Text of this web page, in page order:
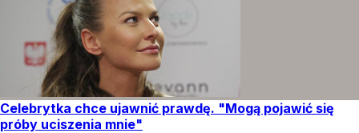
Celebrytka chce ujawnić prawdę. "Mogą pojawić się
próby uciszenia mnie"